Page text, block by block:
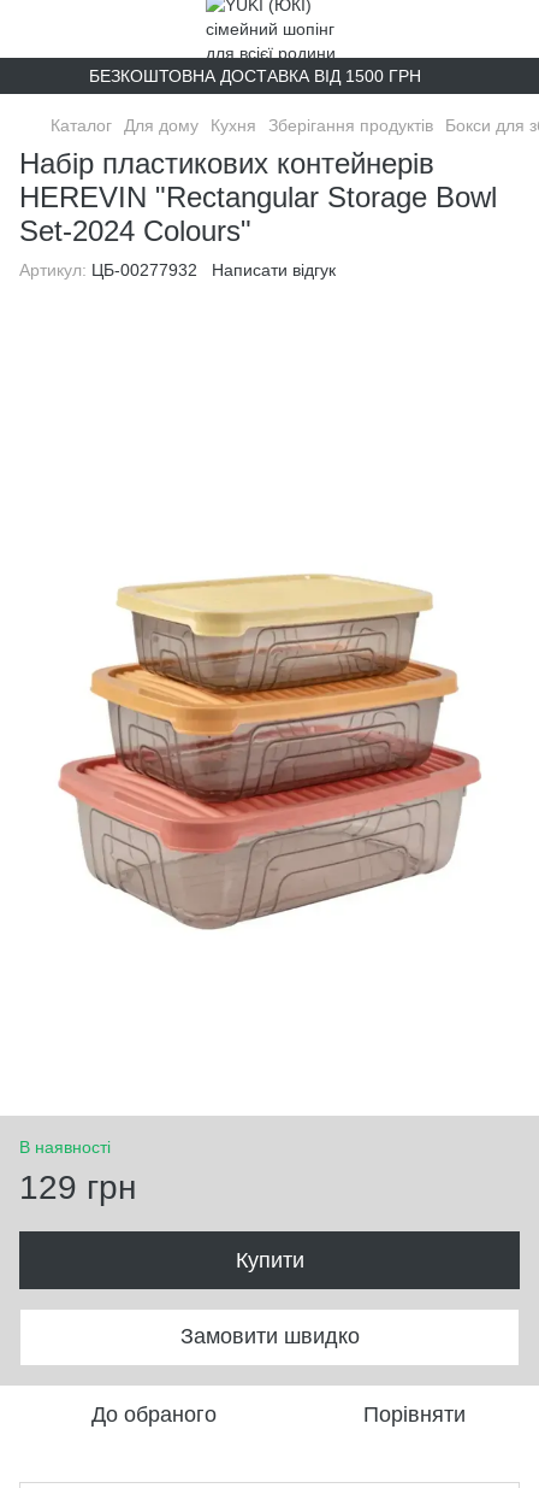
БЕЗКОШТОВНА ДОСТАВКА ВІД 1500 ГРН
Каталог Для дому Кухня Зберігання продуктів Бокси для
Набір пластикових контейнерів
HEREVIN "Rectangular Storage Bowl
Set-2024 Colours"
Артикул: ЦБ-00277932 Написати відгук
В наявності
129 грн
Купити
Замовити швидко
До обраного Порівняти